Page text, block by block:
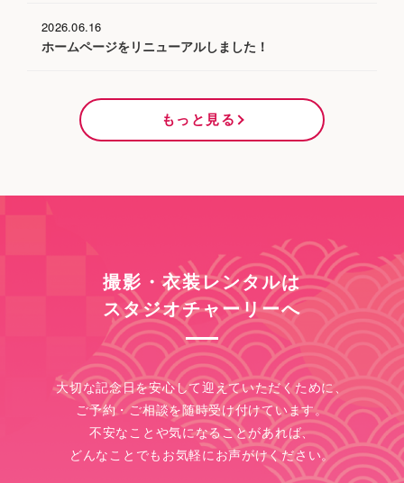
2026.06.16
ホームページをリニューアルしました！
もっと見る
撮影・衣装レンタルは
スタジオチャーリーへ
大切な記念日を安心して迎えていただくために、
ご予約・ご相談を随時受け付けています。
不安なことや気になることがあれば、
どんなことでもお気軽にお声がけください。